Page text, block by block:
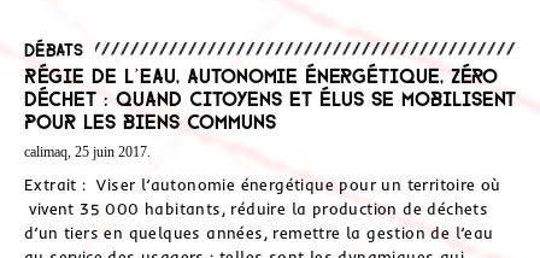
Débats
Régie de l’eau, autonomie énergétique, zéro
déchet : quand citoyens et élus se mobilisent
pour les biens communs
calimaq, 25 juin 2017.
Extrait : Viser l’autonomie énergétique pour un territoire où
vivent 35 000 habitants, réduire la production de déchets
d’un tiers en quelques années, remettre la gestion de l’eau